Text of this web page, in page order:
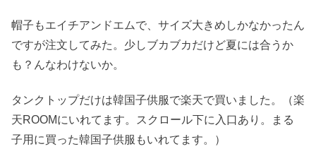
帽子もエイチアンドエムで、サイズ大きめしかなかったん
ですが注文してみた。少しブカブカだけど夏には合うか
も？んなわけないか。
タンクトップだけは韓国子供服で楽天で買いました。（楽
天ROOMにいれてます。スクロール下に入口あり。まる
子用に買った韓国子供服もいれてます。）